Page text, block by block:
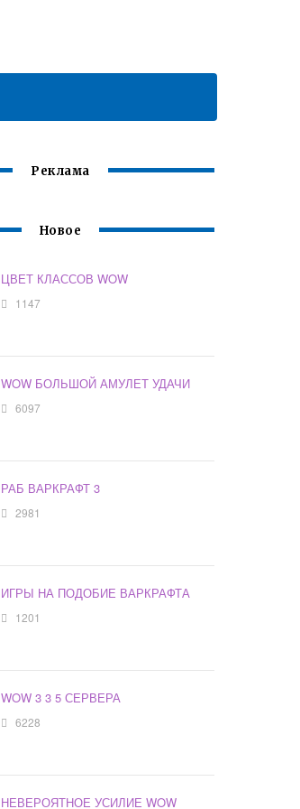
Реклама
Новое
ЦВЕТ КЛАССОВ WOW
1147
WOW БОЛЬШОЙ АМУЛЕТ УДАЧИ
6097
РАБ ВАРКРАФТ 3
2981
ИГРЫ НА ПОДОБИЕ ВАРКРАФТА
1201
WOW 3 3 5 СЕРВЕРА
6228
НЕВЕРОЯТНОЕ УСИЛИЕ WOW